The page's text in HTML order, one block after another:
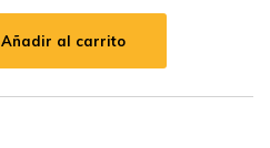
Añadir al carrito